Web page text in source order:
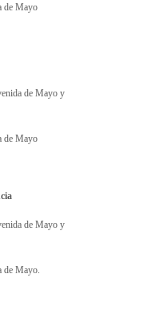
de Mayo
de Mayo y
de Mayo
de Mayo y
de Mayo.